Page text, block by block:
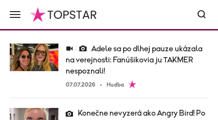
na verejnosti: Fanúšikovia ju TAKMER
nespoznali!
07.07.2026 Hudba